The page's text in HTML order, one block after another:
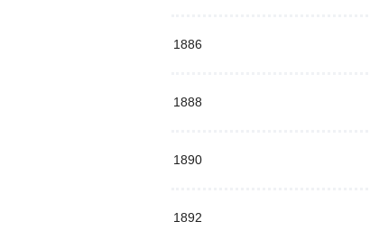
1886
1888
1890
1892